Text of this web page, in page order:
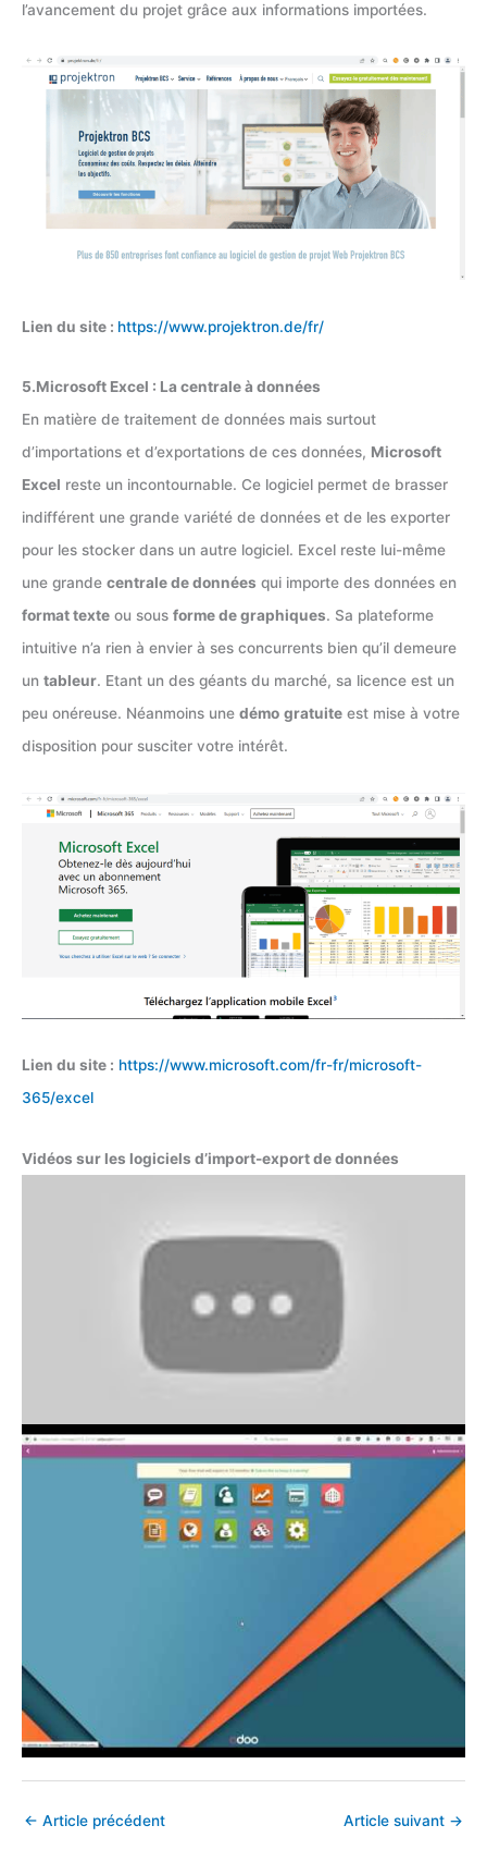
l’avancement du projet grâce aux informations importées.
Lien du site : https://www.projektron.de/fr/
5.Microsoft Excel : La centrale à données
En matière de traitement de données mais surtout
d’importations et d’exportations de ces données, Microsoft
Excel reste un incontournable. Ce logiciel permet de brasser
indifférent une grande variété de données et de les exporter
pour les stocker dans un autre logiciel. Excel reste lui-même
une grande centrale de données qui importe des données en
format texte ou sous forme de graphiques. Sa plateforme
intuitive n’a rien à envier à ses concurrents bien qu’il demeure
un tableur. Etant un des géants du marché, sa licence est un
peu onéreuse. Néanmoins une démo gratuite est mise à votre
disposition pour susciter votre intérêt.
Lien du site : https://www.microsoft.com/fr-fr/microsoft-
365/excel
Vidéos sur les logiciels d’import-export de données
← Article précédent Article suivant →